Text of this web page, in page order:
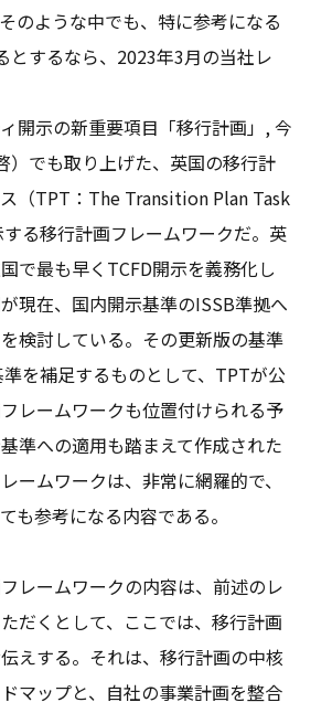
のような中でも、特に参考になる
とするなら、2023年3月の当社レ
開示の新重要項目「移行計画」 , 今
）でも取り上げた、英国の移行計
（TPT：The Transition Plan Task
る移行計画フレームワークだ。英
で最も早くTCFD開示を義務化し
現在、国内開示基準のISSB準拠へ
検討している。その更新版の基準
を補足するものとして、TPTが公
レームワークも位置付けられる予
準への適用も踏まえて作成された
ームワークは、非常に網羅的で、
も参考になる内容である。
レームワークの内容は、前述のレ
だくとして、ここでは、移行計画
えする。それは、移行計画の中核
マップと、自社の事業計画を整合